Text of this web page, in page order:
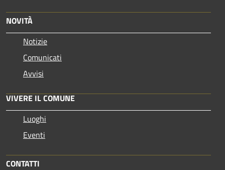
NOVITÀ
Notizie
Comunicati
Avvisi
VIVERE IL COMUNE
Luoghi
Eventi
CONTATTI